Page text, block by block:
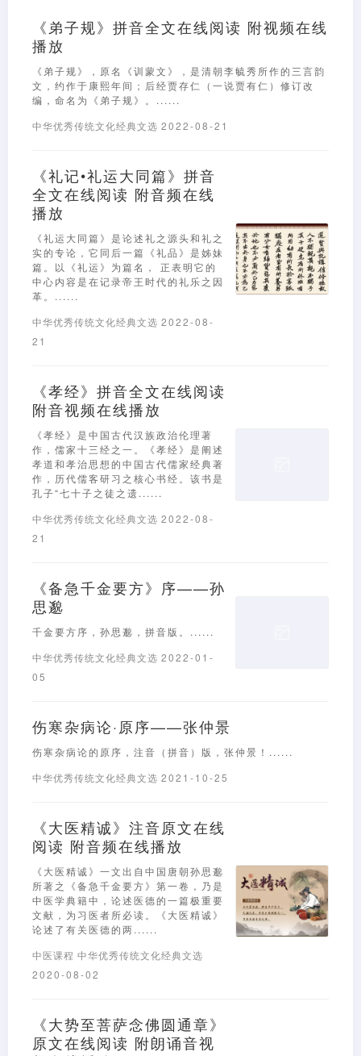
《弟子规》拼音全文在线阅读 附视频在线
播放
《弟子规》，原名《训蒙文》，是清朝李毓秀所作的三言韵
文，约作于康熙年间；后经贾存仁（一说贾有仁）修订改
编，命名为《弟子规》。......
中华优秀传统文化经典文选 2022-08-21
《礼记•礼运大同篇》拼音
全文在线阅读 附音频在线
播放
《礼运大同篇》是论述礼之源头和礼之
实的专论，它同后一篇《礼品》是姊妹
篇。以《礼运》为篇名， 正表明它的
中心内容是在记录帝王时代的礼乐之因
革。......
中华优秀传统文化经典文选 2022-08-
21
《孝经》拼音全文在线阅读
附音视频在线播放
《孝经》是中国古代汉族政治伦理著
作，儒家十三经之一。《孝经》是阐述
孝道和孝治思想的中国古代儒家经典著
作，历代儒客研习之核心书经。该书是
孔子“七十子之徒之遗......
中华优秀传统文化经典文选 2022-08-
21
《备急千金要方》序——孙
思邈
千金要方序，孙思邈，拼音版。......
中华优秀传统文化经典文选 2022-01-
05
伤寒杂病论·原序——张仲景
伤寒杂病论的原序，注音（拼音）版，张仲景！......
中华优秀传统文化经典文选 2021-10-25
《大医精诚》注音原文在线
阅读 附音频在线播放
《大医精诚》一文出自中国唐朝孙思邈
所著之《备急千金要方》第一卷，乃是
中医学典籍中，论述医德的一篇极重要
文献，为习医者所必读。《大医精诚》
论述了有关医德的两......
中医课程 中华优秀传统文化经典文选
2020-08-02
《大势至菩萨念佛圆通章》
原文在线阅读 附朗诵音视